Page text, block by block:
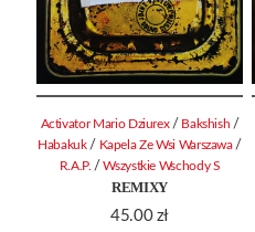
REMIXY
45.00 zł
Activator Mario Dziurex / Bakshish /
Habakuk / Kapela Ze Wsi Warszawa /
R.A.P. /Wszystkie Wschody S